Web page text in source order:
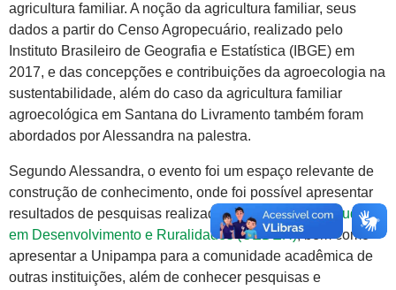
agricultura familiar. A noção da agricultura familiar, seus
dados a partir do Censo Agropecuário, realizado pelo
Instituto Brasileiro de Geografia e Estatística (IBGE) em
2017, e das concepções e contribuições da agroecologia na
sustentabilidade, além do caso da agricultura familiar
agroecológica em Santana do Livramento também foram
abordados por Alessandra na palestra.
Segundo Alessandra, o evento foi um espaço relevante de
construção de conhecimento, onde foi possível apresentar
resultados de pesquisas realizadas no Círculo de Estudos
em Desenvolvimento e Ruralidades (CEDER), bem como
apresentar a Unipampa para a comunidade acadêmica de
outras instituições, além de conhecer pesquisas e